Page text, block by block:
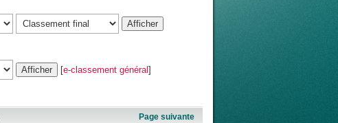
[e-classement général]
Page suivante